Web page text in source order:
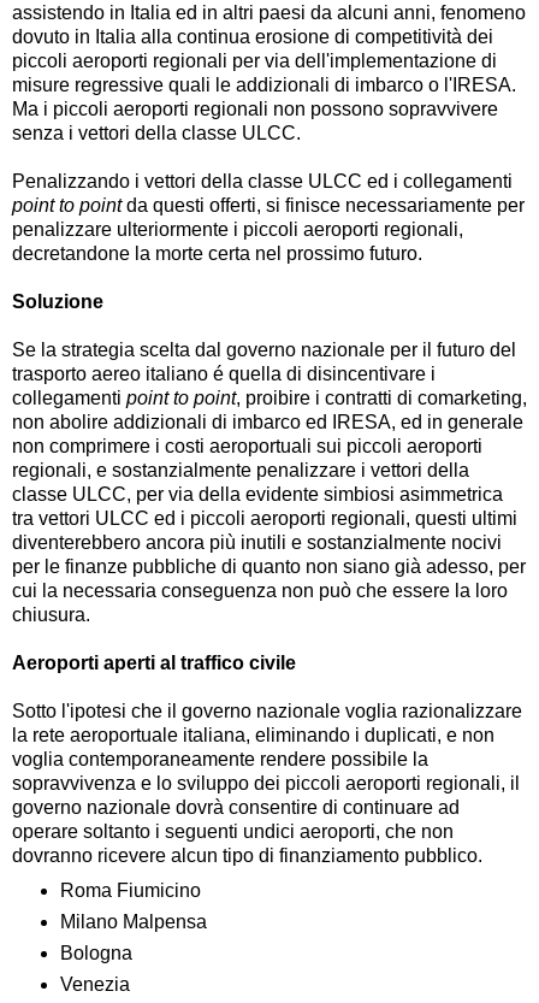
assistendo in Italia ed in altri paesi da alcuni anni, fenomeno
dovuto in Italia alla continua erosione di competitività dei
piccoli aeroporti regionali per via dell'implementazione di
misure regressive quali le addizionali di imbarco o l'IRESA.
Ma i piccoli aeroporti regionali non possono sopravvivere
senza i vettori della classe ULCC.
Penalizzando i vettori della classe ULCC ed i collegamenti
point to pointda questi offerti, si finisce necessariamente per
penalizzare ulteriormente i piccoli aeroporti regionali,
decretandone la morte certa nel prossimo futuro.
Soluzione
Se la strategia scelta dal governo nazionale per il futuro del
trasporto aereo italiano é quella di disincentivare i
collegamenti point to point, proibire i contratti di comarketing,
non abolire addizionali di imbarco ed IRESA, ed in generale
non comprimere i costi aeroportuali sui piccoli aeroporti
regionali, e sostanzialmente penalizzare i vettori della
classe ULCC, per via della evidente simbiosi asimmetrica
tra vettori ULCC ed i piccoli aeroporti regionali, questi ultimi
diventerebbero ancora più inutili e sostanzialmente nocivi
per le finanze pubbliche di quanto non siano già adesso, per
cui la necessaria conseguenza non può che essere la loro
chiusura.
Aeroporti aperti al traffico civile
Sotto l'ipotesi che il governo nazionale voglia razionalizzare
la rete aeroportuale italiana, eliminando i duplicati, e non
voglia contemporaneamente rendere possibile la
sopravvivenza e lo sviluppo dei piccoli aeroporti regionali, il
governo nazionale dovrà consentire di continuare ad
operare soltanto i seguenti undici aeroporti, che non
dovranno ricevere alcun tipo di finanziamento pubblico.
Roma Fiumicino
Milano Malpensa
Bologna
Venezia